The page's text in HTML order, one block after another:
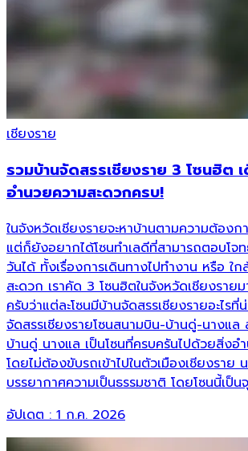
เชียงราย
รวมบ้านจัดสรรเชียงราย 3 โซนฮิต
อำนวยความสะดวกครบ!
ในจังหวัดเชียงรายจะหาบ้านตามความต้องก
แต่ก็ยังอยากได้โซนทำเลดีที่สามารถตอบโจท
วันได้ ทั้งเรื่องการเดินทางไปทำงาน หรือ ใ
สะดวก เราคัด 3 โซนฮิตในจังหวัดเชียงราย
ครับว่าแต่ละโซนมีบ้านจัดสรรเชียงรายอะไรที่
จัดสรรเชียงรายโซนสนามบิน-บ้านดู่-นางแล
บ้านดู่ นางแล เป็นโซนที่ครบครันไปด้วยสิ่งอ
โดยไม่ต้องขับรถเข้าไปในตัวเมืองเชียงราย
บรรยากาศความเป็นธรรมชาติ โดยโซนนี้เป็น
อัปเดต : 1 ก.ค. 2026